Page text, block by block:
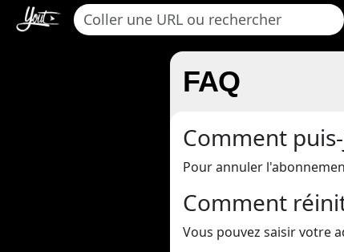
FAQ
Comment
Pour annuler
Comment
Vous pouvez saisir votre